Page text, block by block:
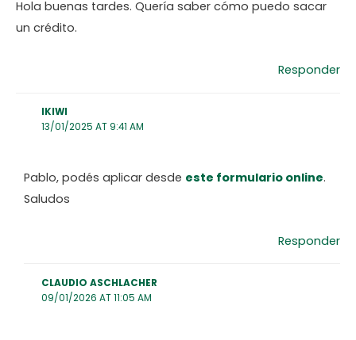
Hola buenas tardes. Quería saber cómo puedo sacar
un crédito.
Responder
IKIWI
13/01/2025 AT 9:41 AM
Pablo, podés aplicar desde este formulario online.
Saludos
Responder
CLAUDIO ASCHLACHER
09/01/2026 AT 11:05 AM